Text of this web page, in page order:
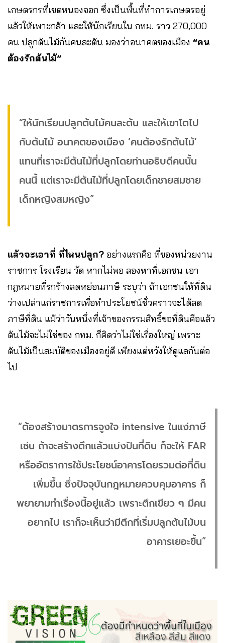
เกษตรกรที่เขตหนองจอก ซึ่งเป็นพื้นที่ทำการเกษตรอยู่
แล้วให้เพาะกล้า และให้นักเรียนใน กทม. ราว 270,000
คน ปลูกต้นไม้กันคนละต้น มองว่าอนาคตของเมือง “คน
ต้องรักต้นไม้”
“ให้นักเรียนปลูกต้นไม้คนละต้น และให้เขาโตไป
กับต้นไม้ อนาคตของเมือง ‘คนต้องรักต้นไม้’
แทนที่เราจะมีต้นไม้ที่ปลูกโดยท่านอธิบดีคนนั้น
คนนี้ แต่เราจะมีต้นไม้ที่ปลูกโดยเด็กชายสมชาย
เด็กหญิงสมหญิง”
แล้วจะเอาที่ ที่ไหนปลูก? อย่างแรกคือ ที่ของหน่วยงาน
ราชการ โรงเรียน วัด หากไม่พอ ลองหาที่เอกชน เอา
กฎหมายที่รกร้างลดหย่อนภาษี ระบุว่า ถ้าเอกชนให้ที่ดิน
ว่างเปล่าแก่ราชการเพื่อทำประโยชน์ชั่วคราวจะได้ลด
ภาษีที่ดิน แม้ว่าวันหนึ่งที่เจ้าของกรรมสิทธิ์ขอที่ดินคือแล้ว
ต้นไม้จะไม่ใช่ของ กทม. ก็คิดว่าไม่ใช่เรื่องใหญ่ เพราะ
ต้นไม้เป็นสมบัติของเมืองอยู่ดี เพียงแต่หวังให้ดูแลกันต่อ
ไป
“ต้องสร้างมาตรการจูงใจ intensive ในแง่ภาษี
เช่น ถ้าจะสร้างตึกแล้วแบ่งปันที่ดิน ก็จะให้ FAR
หรืออัตราการใช้ประโยชน์อาคารโดยรวมต่อที่ดิน
เพิ่มขึ้น ซึ่งปัจจุบันกฎหมายควบคุมอาคาร ก็
พยายามทำเรื่องนี้อยู่แล้ว เพราะตึกเขียว ๆ มีคน
อยากไป เราก็จะเห็นว่ามีตึกที่เริ่มปลูกต้นไม้บน
อาคารเยอะขึ้น”